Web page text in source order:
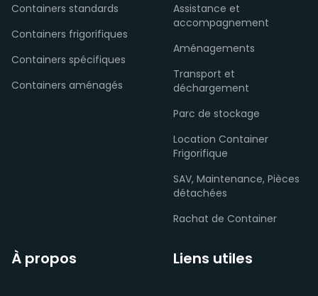
Containers standards
Containers frigorifiques
Containers spécifiques
Containers aménagés
Assistance et
accompagnement
Aménagements
Transport et
déchargement
Parc de stockage
Location Container
Frigorifique
SAV, Maintenance, Pièces
détachées
Rachat de Container
À propos Liens utiles